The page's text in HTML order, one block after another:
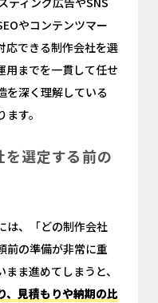
やコンテンツマー
応できる制作会社を選
用までを一貫して任せ
を深く理解している
す。
選定する前の
は、「どの制作会社
前の準備が非常に重
ま進めてしまうと、
、見積もりや納期の比